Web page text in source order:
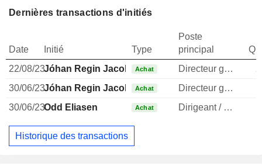
Dernières transactions d'initiés
Date Initié Type
Poste
principal
22/08/23Jóhan Regin Jacobsen
Achat Directeur general
30/06/23Jóhan Regin Jacobsen
Achat
Directeur general
30/06/23Odd Eliasen Achat Dirigeant / cadre principal
Historique des transactions